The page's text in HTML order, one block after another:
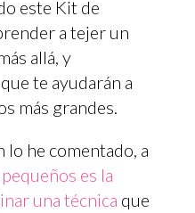
este Kit de
a tejer un
allá, y
te ayudarán a
más grandes.
lo he comentado, a
es la
una técnica que